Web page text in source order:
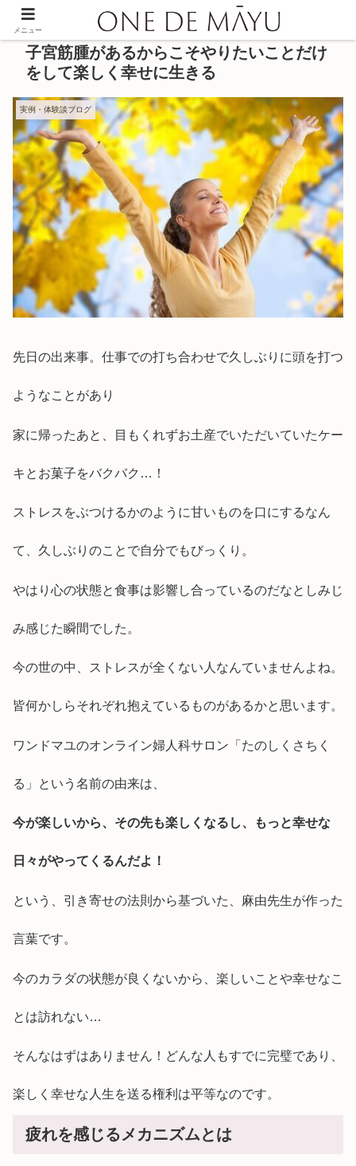
子宮筋腫があるからこそやりたいことだけ
をして楽しく幸せに生きる
実例・体験談ブログ
先日の出来事。仕事での打ち合わせで久しぶりに頭を打つ
ようなことがあり
家に帰ったあと、目もくれずお土産でいただいていたケー
キとお菓子をバクバク…！
ストレスをぶつけるかのように甘いものを口にするなん
て、久しぶりのことで自分でもびっくり。
やはり心の状態と食事は影響し合っているのだなとしみじ
み感じた瞬間でした。
今の世の中、ストレスが全くない人なんていませんよね。
皆何かしらそれぞれ抱えているものがあるかと思います。
ワンドマユのオンライン婦人科サロン「たのしくさちく
る」という名前の由来は、
今が楽しいから、その先も楽しくなるし、もっと幸せな
日々がやってくるんだよ！
という、引き寄せの法則から基づいた、麻由先生が作った
言葉です。
今のカラダの状態が良くないから、楽しいことや幸せなこ
とは訪れない…
そんなはずはありません！どんな人もすでに完璧であり、
楽しく幸せな人生を送る権利は平等なのです。
疲れを感じるメカニズムとは
メニュー